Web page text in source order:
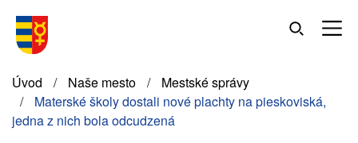
hlavný
Omrvinka
Úvod Naše mesto
Mestské správy
Materské školy dostali nové plachty na pieskoviská,
jedna z nich bola odcudzená